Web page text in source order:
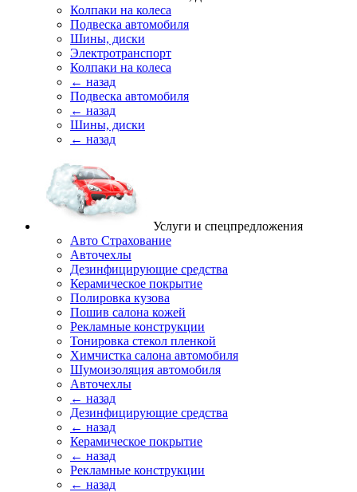
Колпаки на колеса
Подвеска автомобиля
Шины, диски
Электротранспорт
Колпаки на колеса
← назад
Подвеска автомобиля
← назад
Шины, диски
← назад
Услуги и спецпредложения
Авто Страхование
Авточехлы
Дезинфицирующие средства
Керамическое покрытие
Полировка кузова
Пошив салона кожей
Рекламные конструкции
Тонировка стекол пленкой
Химчистка салона автомобиля
Шумоизоляция автомобиля
Авточехлы
← назад
Дезинфицирующие средства
← назад
Керамическое покрытие
← назад
Рекламные конструкции
← назад